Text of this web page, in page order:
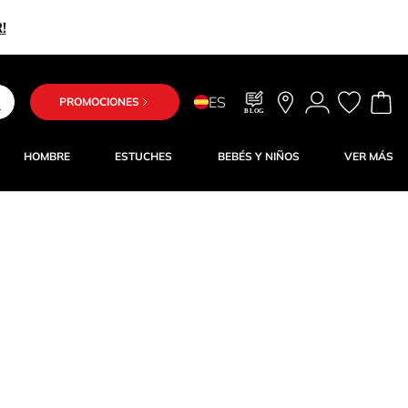
PROMOCIONES ES BLOG
HOMBRE ESTUCHES BEBÉS Y NIÑOS VER MÁS